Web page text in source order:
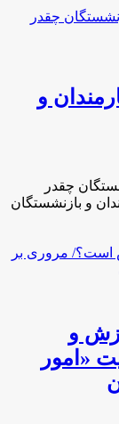
و
چقدر
و بازنشستگان
و
«امور